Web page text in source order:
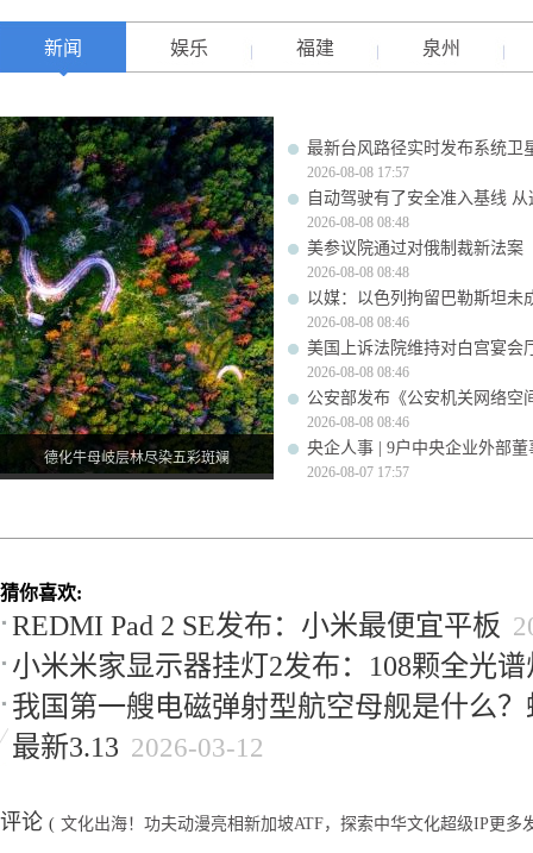
新闻 娱乐 福建 泉州
德化牛母岐层林尽染五彩斑斓
最新台风路径实时发布系统卫
2026-08-08 17:57
自动驾驶有了安全准入基线
2026-08-08 08:48
美参议院通过对俄制裁新法案
2026-08-08 08:48
以媒：以色列拘留巴勒斯坦未
2026-08-08 08:46
美国上诉法院维持对白宫宴会
2026-08-08 08:46
公安部发布《公安机关网络空
2026-08-08 08:46
央企人事 | 9户中央企业外部
2026-08-07 17:57
猜你喜欢:
REDMI Pad 2 SE发布：小米最便宜平板
小米米家显示器挂灯2发布：108颗全光
我国第一艘电磁弹射型航空母舰是什么
最新3.13 2026-03-12
评论 ( 文化出海！功夫动漫亮相新加坡ATF，探索中华文化超级IP更多